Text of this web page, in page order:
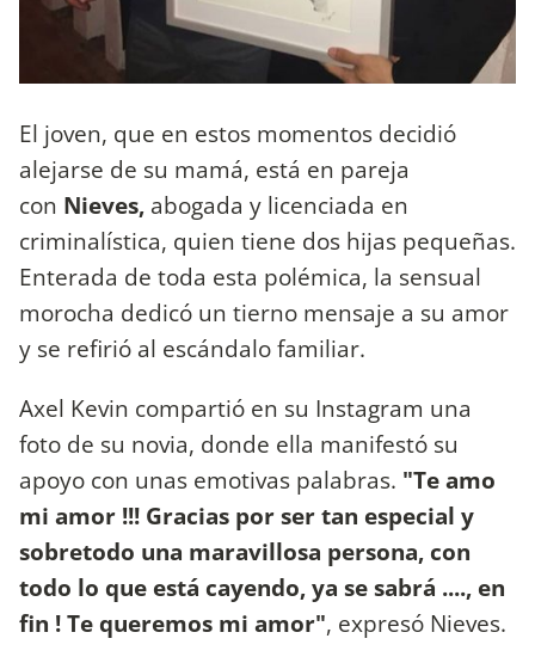
El joven, que en estos momentos decidió
alejarse de su mamá, está en pareja
con Nieves, abogada y licenciada en
criminalística, quien tiene dos hijas pequeñas.
Enterada de toda esta polémica, la sensual
morocha dedicó un tierno mensaje a su amor
y se refirió al escándalo familiar.
Axel Kevin compartió en su Instagram una
foto de su novia, donde ella manifestó su
apoyo con unas emotivas palabras. "Te amo
mi amor !!! Gracias por ser tan especial y
sobretodo una maravillosa persona, con
todo lo que está cayendo, ya se sabrá ...., en
fin ! Te queremos mi amor", expresó Nieves.